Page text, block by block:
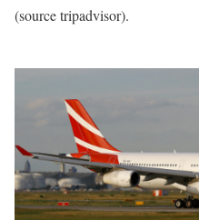
(source tripadvisor).